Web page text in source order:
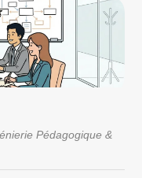
Pédagogique &